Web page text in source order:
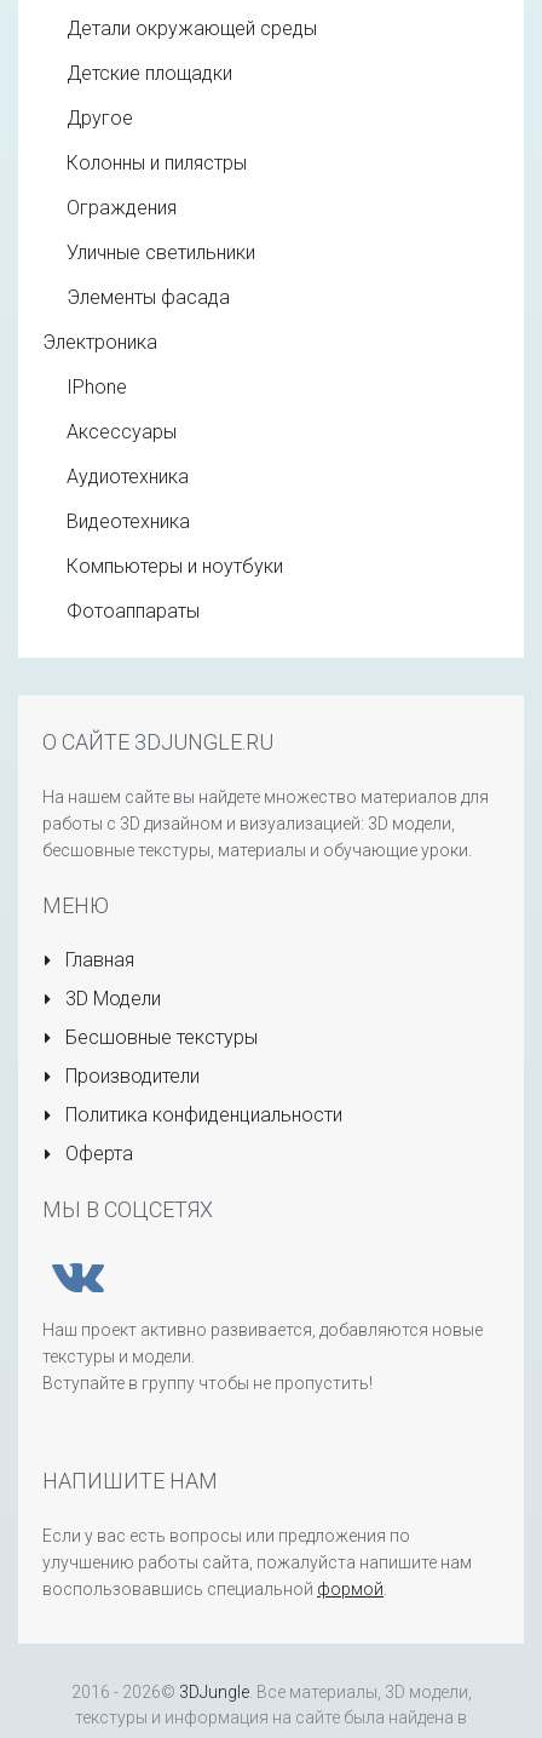
Детали окружающей среды
Детские площадки
Другое
Колонны и пилястры
Ограждения
Уличные светильники
Элементы фасада
Электроника
IPhone
Аксессуары
Аудиотехника
Видеотехника
Компьютеры и ноутбуки
Фотоаппараты
О САЙТЕ 3DJUNGLE.RU
На нашем сайте вы найдете множество материалов для
работы с 3D дизайном и визуализацией: 3D модели,
бесшовные текстуры, материалы и обучающие уроки.
МЕНЮ
Главная
3D Модели
Бесшовные текстуры
Производители
Политика конфиденциальности
Оферта
МЫ В СОЦСЕТЯХ
Наш проект активно развивается, добавляются новые
текстуры и модели.
Вступайте в группу чтобы не пропустить!
НАПИШИТЕ НАМ
Если у вас есть вопросы или предложения по
улучшению работы сайта, пожалуйста напишите нам
воспользовавшись специальной формой
2016 - 2026© 3DJungle. Все материалы, 3D модели,
текстуры и информация на сайте была найдена в